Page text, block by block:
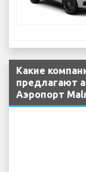
Какие
предлагают
Аэропорт